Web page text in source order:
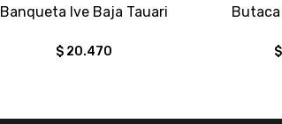
Banqueta Ive Baja Tauari
$ 20.470 $